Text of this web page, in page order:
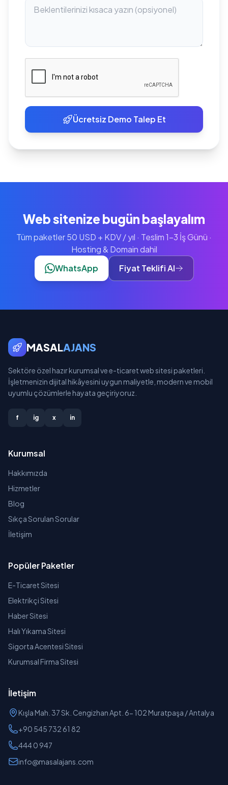
Ücretsiz Demo Talep Et
Web sitenize bugün başlayalım
Tüm paketler 50 USD + KDV / yıl · Teslim 1-3 İş Günü ·
Hosting & Domain dahil
WhatsApp
Fiyat Teklifi Al
MASALAJANS
Sektöre özel hazır kurumsal ve e-ticaret web sitesi paketleri.
İşletmenizin dijital hikâyesini uygun maliyetle, modern ve mobil
uyumlu çözümlerle hayata geçiriyoruz.
f ig x in
Kurumsal
Hakkımızda
Hizmetler
Blog
Sıkça Sorulan Sorular
İletişim
Popüler Paketler
E-Ticaret Sitesi
Elektrikçi Sitesi
Haber Sitesi
Halı Yıkama Sitesi
Sigorta Acentesi Sitesi
Kurumsal Firma Sitesi
İletişim
Kışla Mah. 37 Sk. Cengizhan Apt. 6- 102 Muratpaşa / Antalya
+90 545 732 61 82
444 0 947
info@masalajans.com